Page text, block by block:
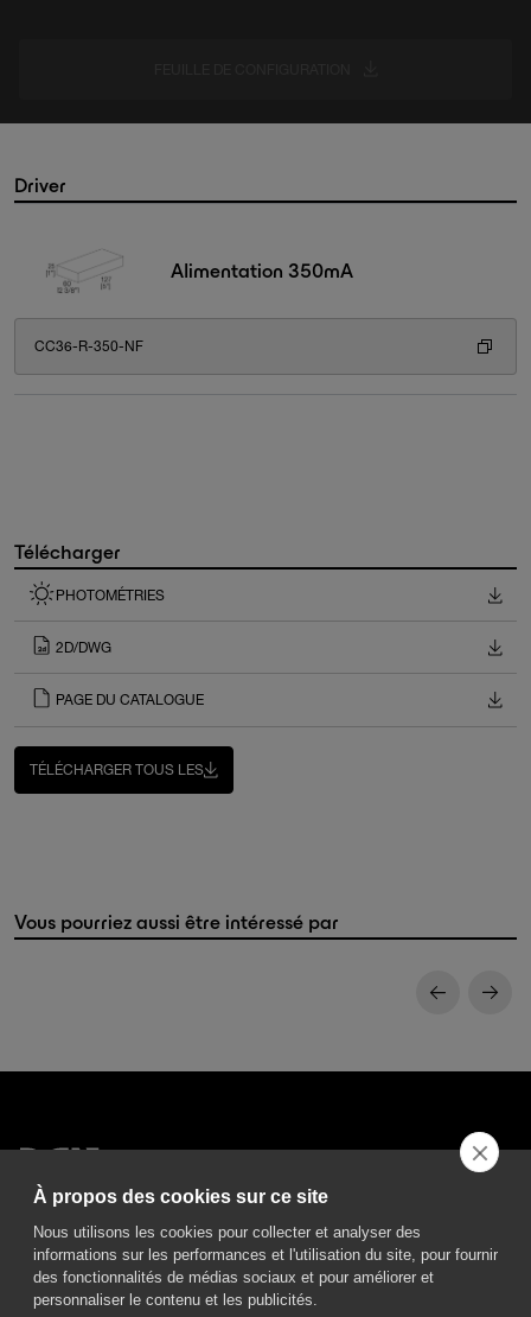
Driver
Alimentation 350mA
CC36-R-350-NF
Télécharger
PHOTOMÉTRIES
2D/DWG
PAGE DU CATALOGUE
TÉLÉCHARGER TOUS LES
Vous pourriez aussi être intéressé par
50013 Campi Bisenzio Firenze - Italy
À propos des cookies sur ce site
Nous utilisons les cookies pour collecter et analyser des
informations sur les performances et l'utilisation du site, pour fournir
des fonctionnalités de médias sociaux et pour améliorer et
personnaliser le contenu et les publicités.